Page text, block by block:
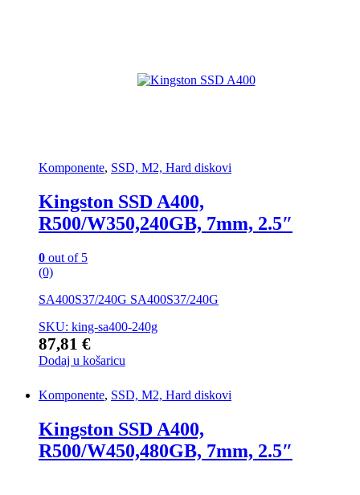
Komponente, SSD, M2, Hard diskovi
Kingston SSD A400,
R500/W350,240GB, 7mm, 2.5″
0 out of 5
(0)
SA400S37/240G SA400S37/240G
SKU: king-sa400-240g
87,81 €
Dodaj u košaricu
Komponente, SSD, M2, Hard diskovi
Kingston SSD A400,
R500/W450,480GB, 7mm, 2.5″